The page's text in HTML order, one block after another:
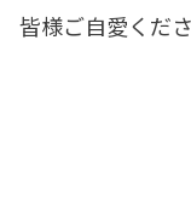
皆様ご自愛くださ